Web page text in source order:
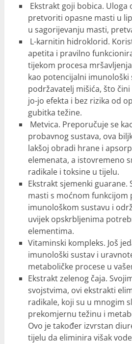
Ekstrakt goji bobica. Uloga
pretvoriti opasne masti u
u sagorijevanju masti,
L-karnitin hidroklorid.
apetita i pravilno
tijekom procesa
kao potencijalni
podržavatelj mišića, što
jo-jo efekta i bez rizika od
gubitka težine.
Metvica. Preporučuje se
probavnog sustava, ova
lakšoj obradi hrane i
elemenata, a istovremeno
radikale i toksine u tijelu.
Ekstrakt sjemenki guarane.
masti s moćnom funkcijom
imunološkom sustavu i
uvijek opskrbljenima
elementima.
Vitaminski kompleks. Još
imunološki sustav i
metaboličke procese u
Ekstrakt zelenog čaja.
svojstvima, ovi ekstrakti
radikale, koji su u mnogim
prekomjernu težinu i
Ovo je također izvrstan
tijelu da eliminira višak